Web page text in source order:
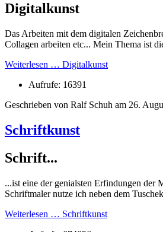
Digitalkunst
Das Arbeiten mit dem digitalen
Collagen arbeiten etc... Mein Thema ist
Weiterlesen … Digitalkunst
Aufrufe: 16391
Geschrieben von Ralf Schuh am 26.
Schriftkunst
Schrift...
...ist eine der genialsten Erfindungen der
Schriftmaler nutze ich neben dem
Weiterlesen … Schriftkunst